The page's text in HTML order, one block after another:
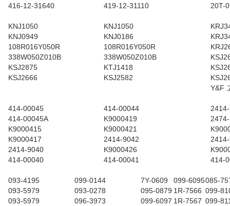
416-12-31640
419-12-31110 20T-
KNJ1050 KNJ1050
KNJ0949
KNJ0186
108R016Y050R
108R016Y050R
338W050Z010B
338W050Z010B
KSJ2875
KTJ1418
KSJ2666
KSJ2582
Y&F
414-00045 414-00044
414-00045A
K9000419
K9000415
K9000421
K9000417
2414-9042
2414-9040
K9000426
414-00040
414-00041 414-
093-4195 099-0144 7Y-0609 099-6095085-
093-5979
093-0278 095-0879 1R-7566 099-
093-5979
096-3973 099-6097 1R-7567 099-